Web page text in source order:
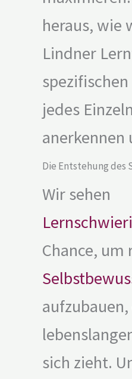
heraus, wie
Lindner
jedes
anerkennen
Die Entstehung des
Wir sehen
Chance, um
sich zieht.